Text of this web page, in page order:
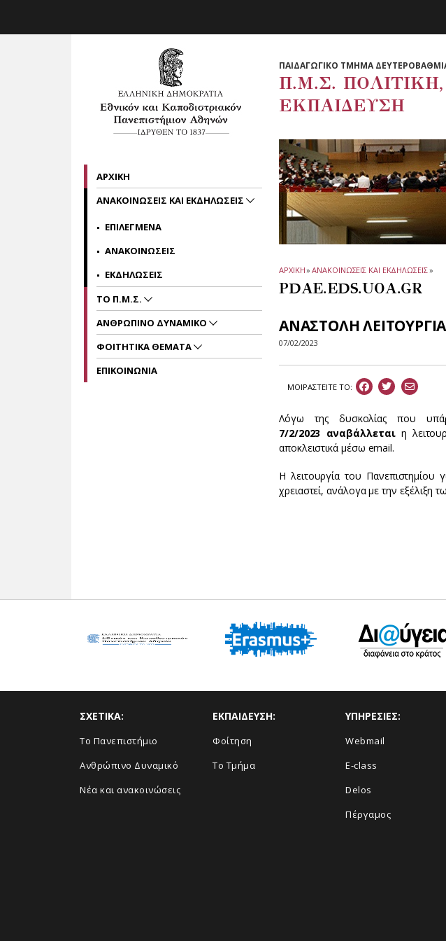
ΠΑΙΔΑΓΩΓΙΚΟ ΤΜΗΜΑ
Π.Μ.Σ.
ΕΚΠΑΙΔΕΥΣΗ
ΑΡΧΙΚΗ» ΑΝΑΚΟΙΝΩΣΕΙΣ ΚΑΙ ΕΚΔΗΛΩΣΕΙΣ»
PDAE.EDS.UOA.GR
ΑΝΑΣΤΟΛΗ
07/02/2023
ΜΟΙΡΑΣΤEIΤΕ ΤΟ:
Λόγω της δυσκολίας που
7/2/2023 αναβάλλεταιη
αποκλειστικά μέσω email.
Η λειτουργία του Πανεπιστημίου
χρειαστεί, ανάλογα με την εξέλιξη
ΑΡΧΙΚΗ
ΑΝΑΚΟΙΝΩΣΕΙΣ ΚΑΙ ΕΚΔΗΛΩΣΕΙΣ
ΕΠΙΛΕΓΜΕΝΑ
ΑΝΑΚΟΙΝΩΣΕΙΣ
ΕΚΔΗΛΩΣΕΙΣ
ΤΟ Π.Μ.Σ.
ΑΝΘΡΩΠΙΝΟ ΔΥΝΑΜΙΚΟ
ΦΟΙΤΗΤΙΚΑ ΘΕΜΑΤΑ
ΕΠΙΚΟΙΝΩΝΙΑ
ΣΧΕΤΙΚΑ:
Το Πανεπιστήμιο
Ανθρώπινο Δυναμικό
Νέα και ανακοινώσεις
ΕΚΠΑΙΔΕΥΣΗ:
Φοίτηση
Το Τμήμα
ΥΠΗΡΕΣΙΕΣ:
Webmail
E-class
Delos
Πέργαμος